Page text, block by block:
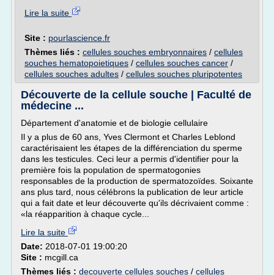
Lire la suite
Site : pourlascience.fr
Thèmes liés : cellules souches embryonnaires / cellules
souches hematopoietiques / cellules souches cancer /
cellules souches adultes / cellules souches pluripotentes
Découverte de la cellule souche | Faculté de
médecine ...
Département d'anatomie et de biologie cellulaire
Il y a plus de 60 ans, Yves Clermont et Charles Leblond
caractérisaient les étapes de la différenciation du sperme
dans les testicules. Ceci leur a permis d'identifier pour la
première fois la population de spermatogonies
responsables de la production de spermatozoïdes. Soixante
ans plus tard, nous célébrons la publication de leur article
qui a fait date et leur découverte qu'ils décrivaient comme :
«la réapparition à chaque cycle...
Lire la suite
Date: 2018-07-01 19:00:20
Site : mcgill.ca
Thèmes liés : decouverte cellules souches / cellules